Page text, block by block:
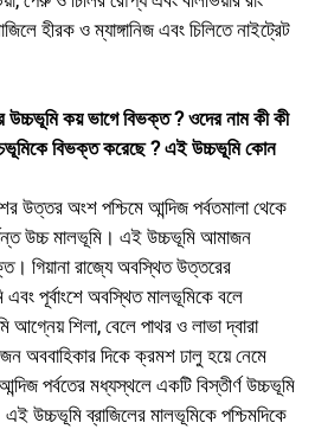
হীরক ও ম্যাঙ্গানিজ এবং চিলিতে নাইট্রেট
উচ্চভূমি কয় ভাগে বিভক্ত ? ওদের নাম কী কী
বিভক্ত করেছে ? এই উচ্চভূমি কোন
উত্তর অংশ পশ্চিমে আন্দিজ পর্বতমালা থেকে
উচ্চ মালভূমি। এই উচ্চভূমি আমাজন
গিয়ানা রাজ্যে অবস্থিত উত্তরের
এবং পূর্বাংশে অবস্থিত মালভূমিকে বলে
শিলা, বেলে পাথর ও লাভা দ্বারা
অববাহিকার দিকে ক্রমশ ঢালু হয়ে নেমে
পর্বতের মধ্যস্থলে একটি বিস্তীর্ণ উচ্চভূমি
উচ্চভূমি ব্রাজিলের মালভূমিকে পশ্চিমদিকে